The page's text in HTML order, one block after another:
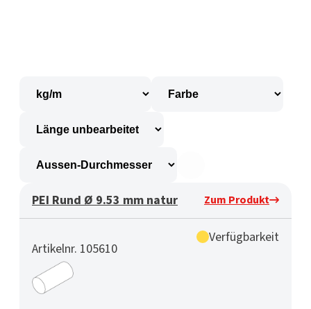
PEI Rund Ø 9.53 mm natur Zum Produkt
Artikelnr. 105610
Verfügbarkeit